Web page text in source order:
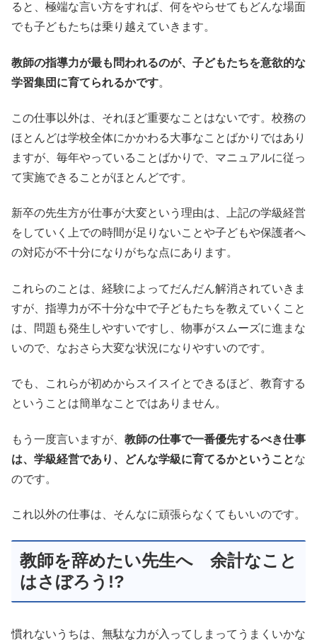
ると、極端な言い方をすれば、何をやらせてもどんな場面
でも子どもたちは乗り越えていきます。
教師の指導力が最も問われるのが、子どもたちを意欲的な
学習集団に育てられるかです。
この仕事以外は、それほど重要なことはないです。校務の
ほとんどは学校全体にかかわる大事なことばかりではあり
ますが、毎年やっていることばかりで、マニュアルに従っ
て実施できることがほとんどです。
新卒の先生方が仕事が大変という理由は、上記の学級経営
をしていく上での時間が足りないことや子どもや保護者へ
の対応が不十分になりがちな点にあります。
これらのことは、経験によってだんだん解消されていきま
すが、指導力が不十分な中で子どもたちを教えていくこと
は、問題も発生しやすいですし、物事がスムーズに進まな
いので、なおさら大変な状況になりやすいのです。
でも、これらが初めからスイスイとできるほど、教育する
ということは簡単なことではありません。
もう一度言いますが、 教師の仕事で一番優先するべき仕事
は、学級経営であり、どんな学級に育てるかということな
のです。
これ以外の仕事は、そんなに頑張らなくてもいいのです。
教師を辞めたい先生へ 余計なこと
はさぼろう!?
慣れないうちは、無駄な力が入ってしまってうまくいかな